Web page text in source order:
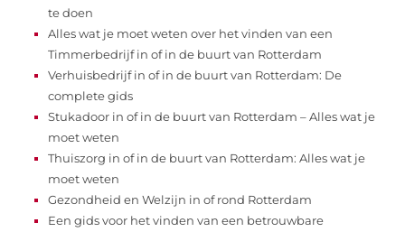
te doen
Alles wat je moet weten over het vinden van een
Timmerbedrijf in of in de buurt van Rotterdam
Verhuisbedrijf in of in de buurt van Rotterdam: De
complete gids
Stukadoor in of in de buurt van Rotterdam – Alles wat je
moet weten
Thuiszorg in of in de buurt van Rotterdam: Alles wat je
moet weten
Gezondheid en Welzijn in of rond Rotterdam
Een gids voor het vinden van een betrouwbare